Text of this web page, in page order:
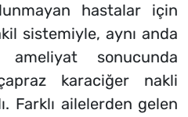
hastalar için
sistemiyle, aynı anda
ameliyat sonucunda
karaciğer nakli
Farklı ailelerden gelen